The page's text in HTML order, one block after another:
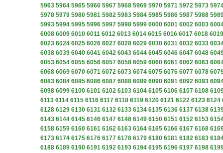
5963 5964 5965 5966 5967 5968 5969 5970 5971 5972 5973
5978 5979 5980 5981 5982 5983 5984 5985 5986 5987 5988
5993 5994 5995 5996 5997 5998 5999 6000 6001 6002 6003
6008 6009 6010 6011 6012 6013 6014 6015 6016 6017 6018 6019
6023 6024 6025 6026 6027 6028 6029 6030 6031 6032 6033
6038 6039 6040 6041 6042 6043 6044 6045 6046 6047 6048
6053 6054 6055 6056 6057 6058 6059 6060 6061 6062 6063
6068 6069 6070 6071 6072 6073 6074 6075 6076 6077 6078
6083 6084 6085 6086 6087 6088 6089 6090 6091 6092 6093
6098 6099 6100 6101 6102 6103 6104 6105 6106 6107 6108
6113 6114 6115 6116 6117 6118 6119 6120 6121 6122 6123 6124
6128 6129 6130 6131 6132 6133 6134 6135 6136 6137 6138
6143 6144 6145 6146 6147 6148 6149 6150 6151 6152 6153
6158 6159 6160 6161 6162 6163 6164 6165 6166 6167 6168
6173 6174 6175 6176 6177 6178 6179 6180 6181 6182 6183
6188 6189 6190 6191 6192 6193 6194 6195 6196 6197 6198